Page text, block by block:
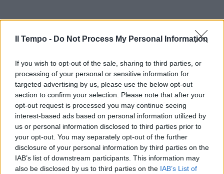
Il Tempo - Do Not Process My Personal Information
If you wish to opt-out of the sale, sharing to third parties, or
processing of your personal or sensitive information for
targeted advertising by us, please use the below opt-out
section to confirm your selection. Please note that after your
opt-out request is processed you may continue seeing
interest-based ads based on personal information utilized by
us or personal information disclosed to third parties prior to
your opt-out. You may separately opt-out of the further
disclosure of your personal information by third parties on the
IAB’s list of downstream participants. This information may
also be disclosed by us to third parties on the IAB’s List of